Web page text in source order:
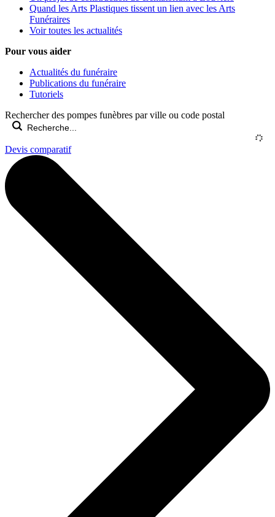
Quand les Arts Plastiques tissent un lien avec les Arts
Funéraires
Voir toutes les actualités
Pour vous aider
Actualités du funéraire
Publications du funéraire
Tutoriels
Rechercher des pompes funèbres par ville ou code postal
Devis comparatif